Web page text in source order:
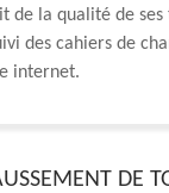
la qualité de
des cahiers de
internet.
DE